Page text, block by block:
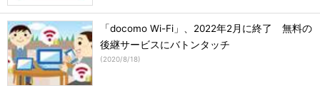
「docomo Wi-Fi」、2022年2月に終了 無料の
後継サービスにバトンタッチ
(2020/8/18)